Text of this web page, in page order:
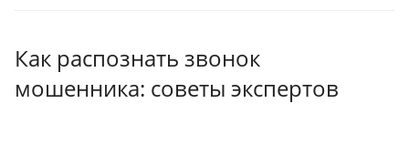
Как распознать звонок
мошенника: советы экспертов